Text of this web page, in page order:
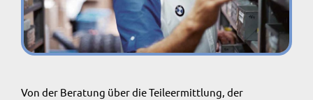
Von der Beratung über die Teileermittlung, der